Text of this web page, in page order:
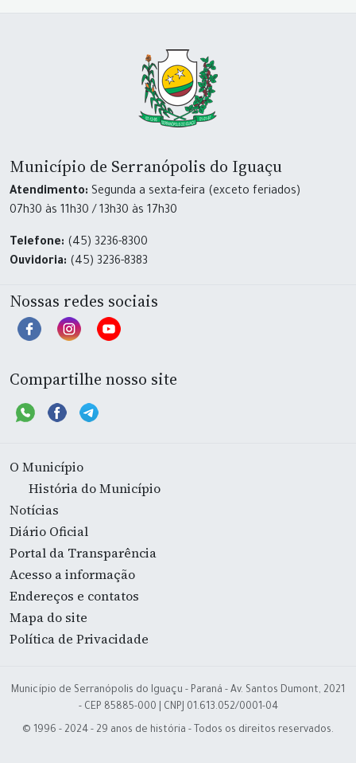
Município de Serranópolis do Iguaçu
Atendimento: Segunda a sexta-feira (exceto feriados)
07h30 às 11h30 / 13h30 às 17h30
Telefone: (45) 3236-8300
Ouvidoria: (45) 3236-8383
Nossas redes sociais
Compartilhe nosso site
O Município
História do Município
Notícias
Diário Oficial
Portal da Transparência
Acesso a informação
Endereços e contatos
Mapa do site
Política de Privacidade
Município de Serranópolis do Iguaçu - Paraná - Av. Santos Dumont, 2021
- CEP 85885-000 | CNPJ 01.613.052/0001-04
© 1996 - 2024 - 29 anos de história - Todos os direitos reservados.